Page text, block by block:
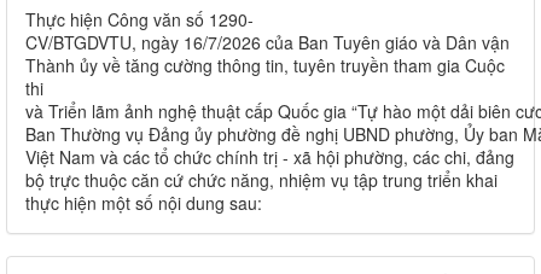
Thực hiện Công văn số 1290-
CV/BTGDVTU, ngày 16/7/2026 của Ban Tuyên giáo và Dân vận
Thành ủy về tăng cường thông tin, tuyên truyền tham gia Cuộc
thi
và Triển lãm ảnh nghệ thuật cấp Quốc gia “Tự hào một dải biên
Ban Thường vụ Đảng ủy phường đề nghị UBND phường, Ủy ban
Việt Nam và các tổ chức chính trị - xã hội phường, các chi, đảng
bộ trực thuộc căn cứ chức năng, nhiệm vụ tập trung triển khai
thực hiện một số nội dung sau: